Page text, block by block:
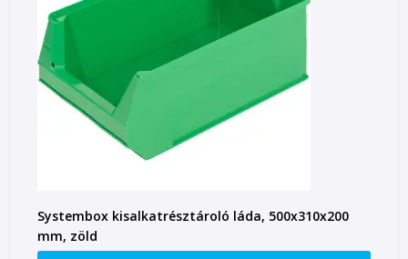
Systembox kisalkatrésztároló láda, 500x310x200
mm, zöld